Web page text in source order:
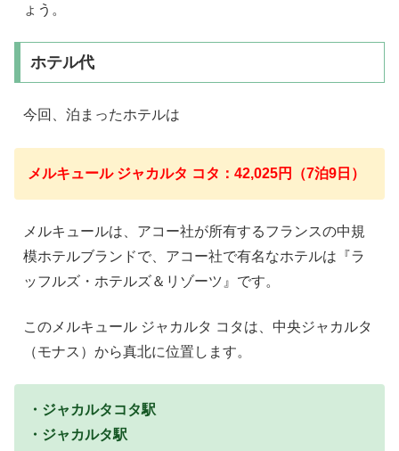
ょう。
ホテル代
今回、泊まったホテルは
メルキュール ジャカルタ コタ：42,025円（7泊9日）
メルキュールは、アコー社が所有するフランスの中規
模ホテルブランドで、アコー社で有名なホテルは『ラ
ッフルズ・ホテルズ＆リゾーツ』です。
このメルキュール ジャカルタ コタは、中央ジャカルタ
（モナス）から真北に位置します。
・ジャカルタコタ駅
・ジャカルタ駅